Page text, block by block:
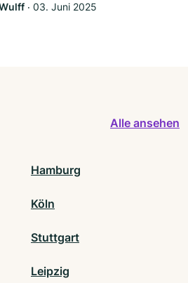
‧ 03. Juni 2025
Alle ansehen
Hamburg
Köln
Stuttgart
Leipzig